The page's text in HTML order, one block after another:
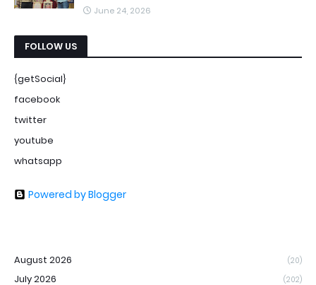
June 24, 2026
FOLLOW US
{getSocial}
facebook
twitter
youtube
whatsapp
Powered by Blogger
August 2026 (20)
July 2026 (202)